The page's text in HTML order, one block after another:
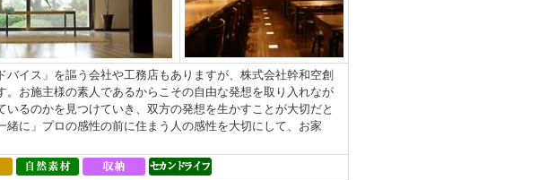
イス」を謳う会社や工務店もありますが、株式会社幹和空創
お施主様の素人であるからこその自由な発想を取り入れなが
るのかを見つけていき、双方の発想を生かすことが大切だと
に」プロの感性の前に住まう人の感性を大切にして、お家